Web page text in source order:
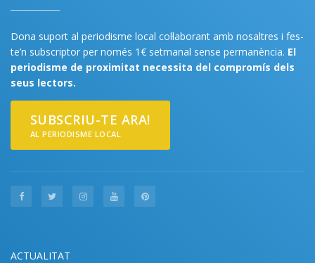
Dona suport al periodisme local col·laborant amb nosaltres i fes-
te’n subscriptor per només 1€ setmanal sense permanència. El
periodisme de proximitat necessita del compromís dels
seus lectors.
SUBSCRIU-TE ARA!
AL PERIODISME LOCAL
ACTUALITAT